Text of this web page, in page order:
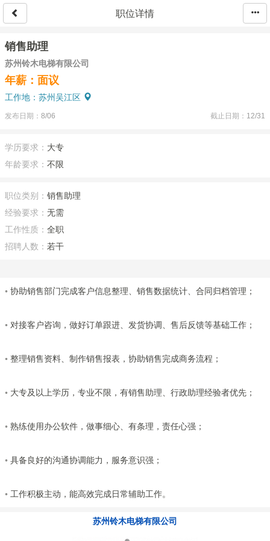
职位详情
销售助理
苏州铃木电梯有限公司
年薪：面议
工作地：苏州吴江区
发布日期： 8/06 截止日期： 12/31
学历要求： 大专
年龄要求： 不限
职位类别： 销售助理
经验要求： 无需
工作性质： 全职
招聘人数： 若干
◦ 协助销售部门完成客户信息整理、销售数据统计、合同归档管理；
◦ 对接客户咨询，做好订单跟进、发货协调、售后反馈等基础工作；
◦ 整理销售资料、制作销售报表，协助销售完成商务流程；
◦ 大专及以上学历，专业不限，有销售助理、行政助理经验者优先；
◦ 熟练使用办公软件，做事细心、有条理，责任心强；
◦ 具备良好的沟通协调能力，服务意识强；
◦ 工作积极主动，能高效完成日常辅助工作。
苏州铃木电梯有限公司